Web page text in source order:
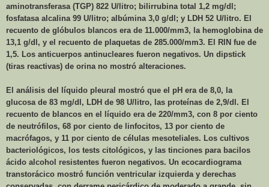
aminotransferasa (TGP) 822 U/litro; bilirrubina total 1,2 mg/dl;
fosfatasa alcalina 99 U/litro; albúmina 3,0 g/dl; y LDH 52 U/litro. El
recuento de glóbulos blancos era de 11.000/mm3, la hemoglobina de
13,1 g/dl, y el recuento de plaquetas de 285.000/mm3. El RIN fue de
1,5. Los anticuerpos antinucleares fueron negativos. Un dipstick
(tiras reactivas) de orina no mostró alteraciones.
El análisis del líquido pleural mostró que el pH era de 8,0, la
glucosa de 83 mg/dl, LDH de 98 U/litro, las proteínas de 2,9/dl. El
recuento de blancos en el líquido era de 220/mm3, con 8 por ciento
de neutrófilos, 68 por ciento de linfocitos, 13 por ciento de
macrófagos, y 11 por ciento de células mesoteliales. Los cultivos
bacteriológicos, los tests citológicos, y las tinciones para bacilos
ácido alcohol resistentes fueron negativos. Un ecocardiograma
transtorácico mostró función ventricular izquierda y derechas